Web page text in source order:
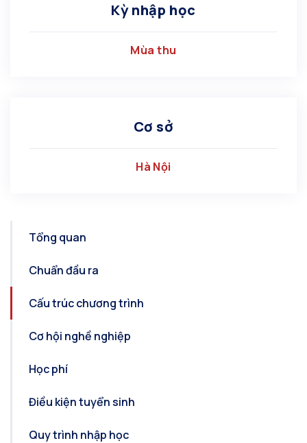
Kỳ nhập học
Mùa thu
Cơ sở
Hà Nội
Tổng quan
Chuẩn đầu ra
Cấu trúc chương trình
Cơ hội nghề nghiệp
Học phí
Điều kiện tuyển sinh
Quy trình nhập học